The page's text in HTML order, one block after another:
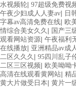
水视频轮| 97超级免费视
午夜少妇成人人妻av| 日
字幕av高清免费在线| 欧
情综合美女久久 | 国产三
观看网站资源| 午夜福利
在线播放| 亚洲精品av成
二区久久久 | 95四川乱子
二区三区视频| 欧美呦呦
高清在线观看黄网站| 精
黄大片做受日本| 黄片一